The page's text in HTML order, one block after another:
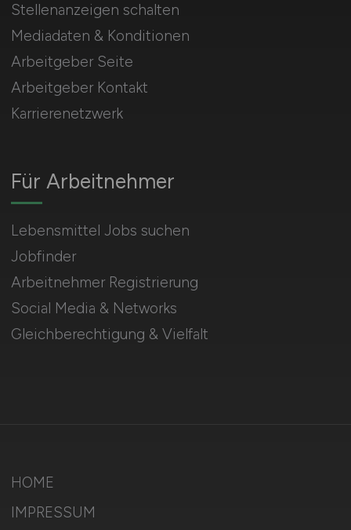
Für Arbeitnehmer
Lebensmittel Jobs suchen
Jobfinder
Arbeitnehmer Registrierung
Social Media & Networks
Gleichberechtigung & Vielfalt
Stellenanzeigen schalten
Mediadaten & Konditionen
Arbeitgeber Seite
Arbeitgeber Kontakt
Karrierenetzwerk
HOME
IMPRESSUM